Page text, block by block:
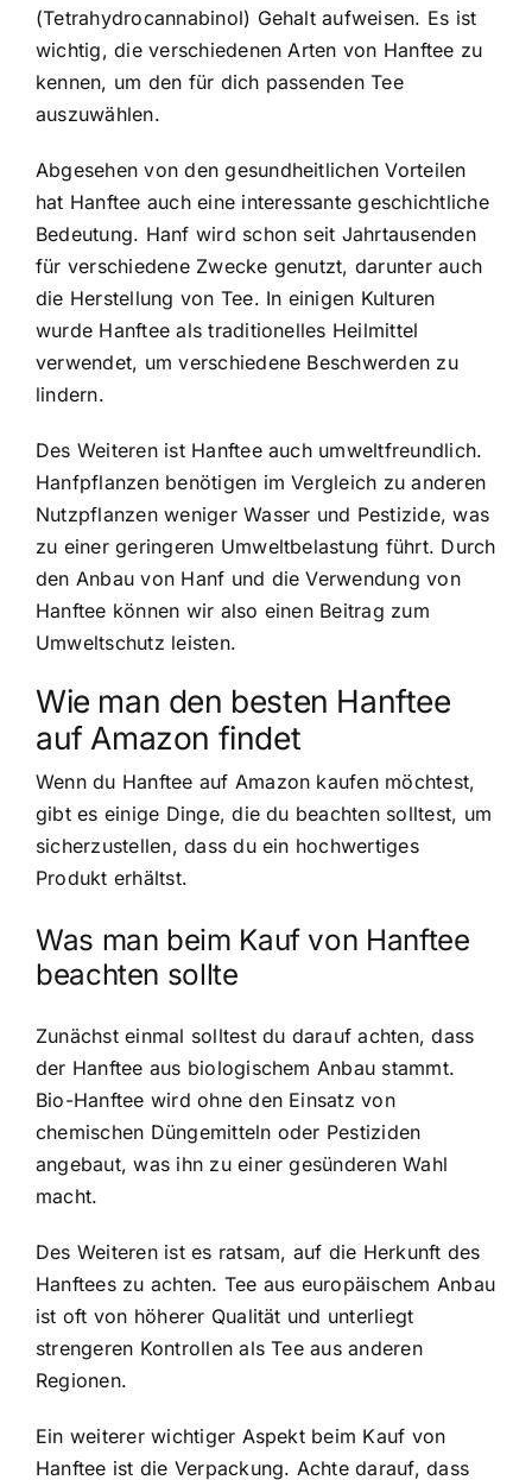
(Tetrahydrocannabinol) Gehalt aufweisen. Es ist
wichtig, die verschiedenen Arten von Hanftee zu
kennen, um den für dich passenden Tee
auszuwählen.
Abgesehen von den gesundheitlichen Vorteilen
hat Hanftee auch eine interessante geschichtliche
Bedeutung. Hanf wird schon seit Jahrtausenden
für verschiedene Zwecke genutzt, darunter auch
die Herstellung von Tee. In einigen Kulturen
wurde Hanftee als traditionelles Heilmittel
verwendet, um verschiedene Beschwerden zu
lindern.
Des Weiteren ist Hanftee auch umweltfreundlich.
Hanfpflanzen benötigen im Vergleich zu anderen
Nutzpflanzen weniger Wasser und Pestizide, was
zu einer geringeren Umweltbelastung führt. Durch
den Anbau von Hanf und die Verwendung von
Hanftee können wir also einen Beitrag zum
Umweltschutz leisten.
Wie man den besten Hanftee
auf Amazon findet
Wenn du Hanftee auf Amazon kaufen möchtest,
gibt es einige Dinge, die du beachten solltest, um
sicherzustellen, dass du ein hochwertiges
Produkt erhältst.
Was man beim Kauf von Hanftee
beachten sollte
Zunächst einmal solltest du darauf achten, dass
der Hanftee aus biologischem Anbau stammt.
Bio-Hanftee wird ohne den Einsatz von
chemischen Düngemitteln oder Pestiziden
angebaut, was ihn zu einer gesünderen Wahl
macht.
Des Weiteren ist es ratsam, auf die Herkunft des
Hanftees zu achten. Tee aus europäischem Anbau
ist oft von höherer Qualität und unterliegt
strengeren Kontrollen als Tee aus anderen
Regionen.
Ein weiterer wichtiger Aspekt beim Kauf von
Hanftee ist die Verpackung. Achte darauf, dass